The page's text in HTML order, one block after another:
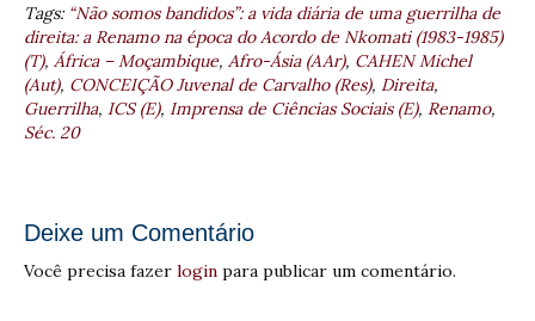
Tags: “Não somos bandidos”: a vida diária de uma guerrilha de
direita: a Renamo na época do Acordo de Nkomati (1983-1985)
(T), África – Moçambique, Afro-Ásia (AAr), CAHEN Michel
(Aut), CONCEIÇÃO Juvenal de Carvalho (Res), Direita,
Guerrilha, ICS (E), Imprensa de Ciências Sociais (E), Renamo,
Séc. 20
Deixe um Comentário
Você precisa fazer login para publicar um comentário.